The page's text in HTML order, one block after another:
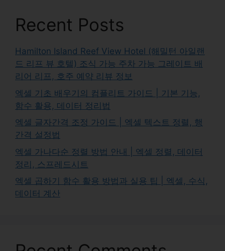
Recent Posts
Hamilton Island Reef View Hotel (해밀턴 아일랜
드 리프 뷰 호텔) 조식 가능 주차 가능 그레이트 배
리어 리프, 호주 예약 리뷰 정보
엑셀 기초 배우기의 컴플리트 가이드 | 기본 기능,
함수 활용, 데이터 정리법
엑셀 글자간격 조정 가이드 | 엑셀 텍스트 정렬, 행
간격 설정법
엑셀 가나다순 정렬 방법 안내 | 엑셀 정렬, 데이터
정리, 스프레드시트
엑셀 곱하기 함수 활용 방법과 실용 팁 | 엑셀, 수식,
데이터 계산